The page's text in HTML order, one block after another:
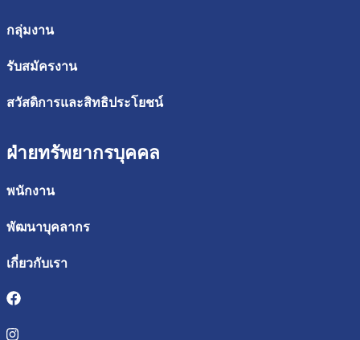
กลุ่มงาน
รับสมัครงาน
สวัสดิการและสิทธิประโยชน์
ฝ่ายทรัพยากรบุคคล
พนักงาน
พัฒนาบุคลากร
เกี่ยวกับเรา